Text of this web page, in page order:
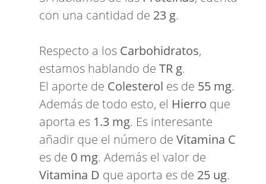
con una cantidad de 23 g.
Respecto a los Carbohidratos,
estamos hablando de TR g.
El aporte de Colesterol es de 55 mg.
Además de todo esto, el Hierro que
aporta es 1.3 mg. Es interesante
añadir que el número de Vitamina C
es de 0 mg. Además el valor de
Vitamina D que aporta es de 25 ug.